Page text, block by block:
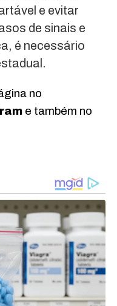
e evitar
de sinais e
é necessário
no
e também no